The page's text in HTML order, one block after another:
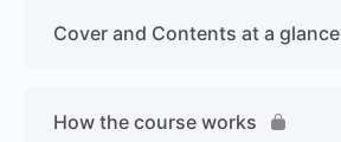
Cover and Contents at a glance
How the course works